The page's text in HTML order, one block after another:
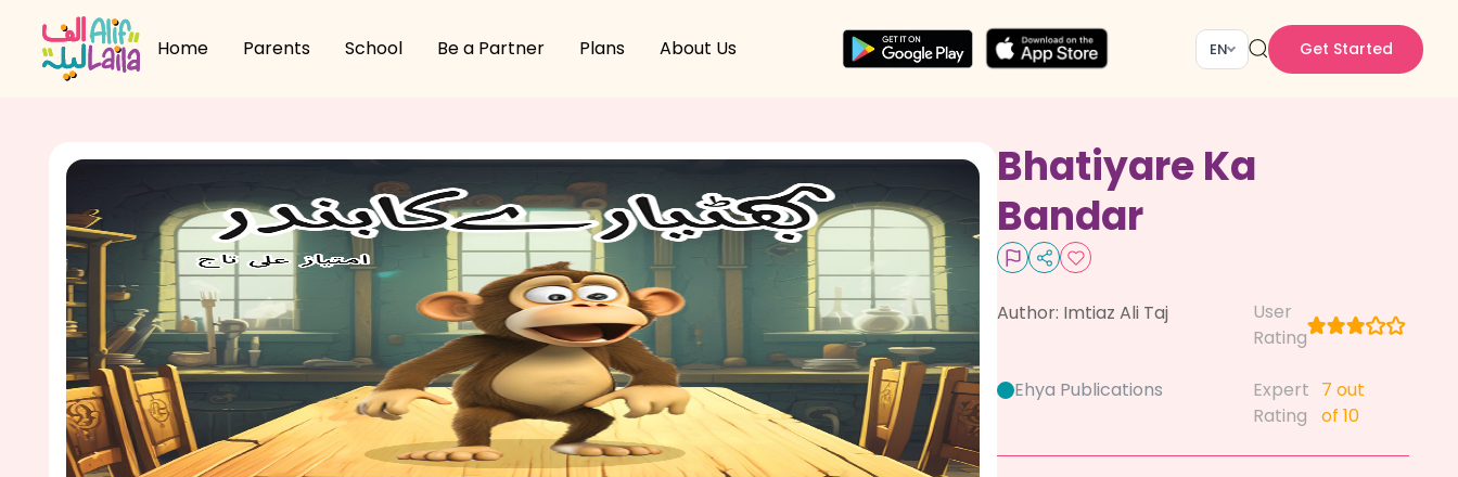
Home Parents School Be a Partner Plans About Us EN Get Started
Bhatiyare Ka
Bandar
Author: Imtiaz Ali Taj
User
Rating
Ehya Publications
Expert
Rating
7 out
of 10